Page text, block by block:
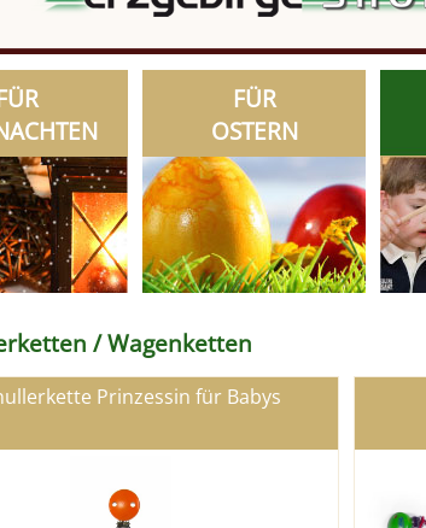
FÜR
OSTERN
/ Wagenketten
Prinzessin für Babys